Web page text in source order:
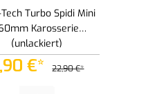
Turbo Spidi Mini
Karosserie
(unlackiert)
€* 22,90 €*